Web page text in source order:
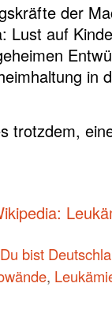
der
Lust auf
in
trotzdem,
Du bist
,